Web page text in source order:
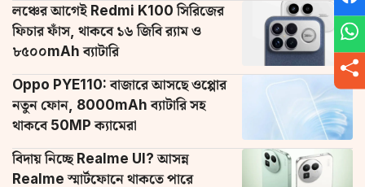
লঞ্চের আগেই Redmi K100 সিরিজের
ফিচার ফাঁস, থাকবে ১৬ জিবি র‌্যাম ও
৮৫০০mAh ব্যাটারি
Oppo PYE110: বাজারে আসছে ওপ্পোর
নতুন ফোন, 8000mAh ব্যাটারি সহ
থাকবে 50MP ক্যামেরা
বিদায় নিচ্ছে Realme UI? আসন্ন
Realme স্মার্টফোনে থাকতে পারে